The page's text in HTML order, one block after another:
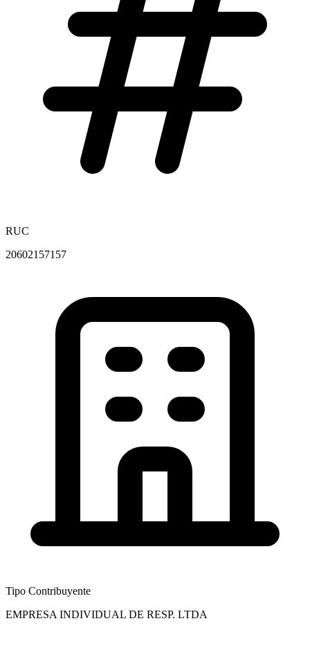
RUC
20602157157
Tipo Contribuyente
EMPRESA INDIVIDUAL DE RESP. LTDA